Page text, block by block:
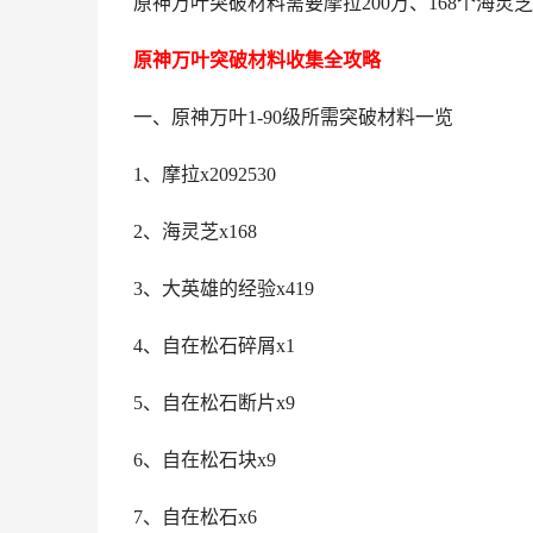
原神万叶突破材料收集全攻略
一、原神万叶1-90级所需突破材料一览
1、摩拉x2092530
2、海灵芝x168
3、大英雄的经验x419
4、自在松石碎屑x1
5、自在松石断片x9
6、自在松石块x9
7、自在松石x6